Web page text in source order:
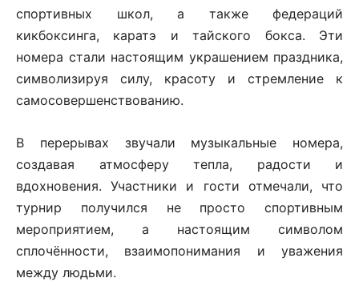
спортивных школ, а также федераций
кикбоксинга, каратэ и тайского бокса. Эти
номера стали настоящим украшением праздника,
символизируя силу, красоту и стремление к
самосовершенствованию.
В перерывах звучали музыкальные номера,
создавая атмосферу тепла, радости и
вдохновения. Участники и гости отмечали, что
турнир получился не просто спортивным
мероприятием, а настоящим символом
сплочённости, взаимопонимания и уважения
между людьми.